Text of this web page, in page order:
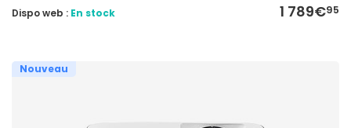
1 789€95
Dispo web : En stock
Nouveau